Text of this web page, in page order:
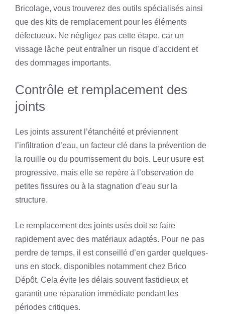
Bricolage, vous trouverez des outils spécialisés ainsi
que des kits de remplacement pour les éléments
défectueux. Ne négligez pas cette étape, car un
vissage lâche peut entraîner un risque d’accident et
des dommages importants.
Contrôle et remplacement des
joints
Les joints assurent l’étanchéité et préviennent
l’infiltration d’eau, un facteur clé dans la prévention de
la rouille ou du pourrissement du bois. Leur usure est
progressive, mais elle se repère à l’observation de
petites fissures ou à la stagnation d’eau sur la
structure.
Le remplacement des joints usés doit se faire
rapidement avec des matériaux adaptés. Pour ne pas
perdre de temps, il est conseillé d’en garder quelques-
uns en stock, disponibles notamment chez Brico
Dépôt. Cela évite les délais souvent fastidieux et
garantit une réparation immédiate pendant les
périodes critiques.